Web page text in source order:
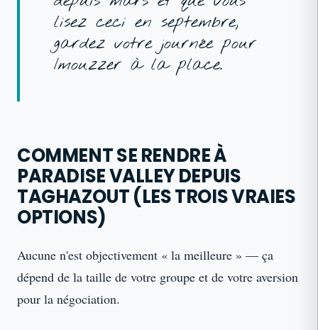
lisez ceci en septembre,
gardez votre journée pour
Imouzzer à la place.
COMMENT SE RENDRE À
PARADISE VALLEY DEPUIS
TAGHAZOUT (LES TROIS VRAIES
OPTIONS)
Aucune n'est objectivement « la meilleure » — ça
dépend de la taille de votre groupe et de votre aversion
pour la négociation.